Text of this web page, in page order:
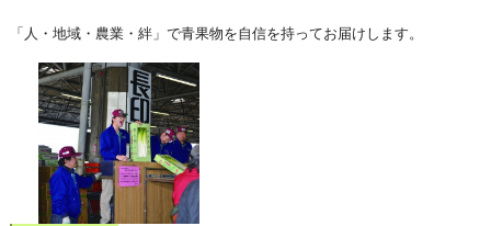
「人・地域・農業・絆」で青果物を自信を持ってお届けします。